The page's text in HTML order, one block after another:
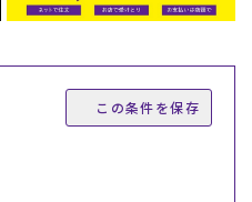
この条件を保存